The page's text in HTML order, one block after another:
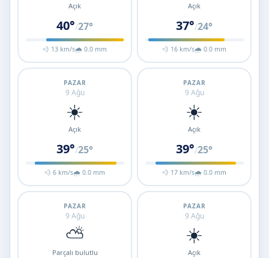
Açık
40°/27°
💨 13 km/s🌧 0.0 mm
Açık
37°/24°
💨 16 km/s🌧 0.0 mm
PAZAR
9 Ağu
☀️
Açık
39°/25°
💨 6 km/s🌧 0.0 mm
PAZAR
9 Ağu
☀️
Açık
39°/25°
💨 17 km/s🌧 0.0 mm
PAZAR
9 Ağu
⛅
Parçalı bulutlu
PAZAR
9 Ağu
☀️
Açık